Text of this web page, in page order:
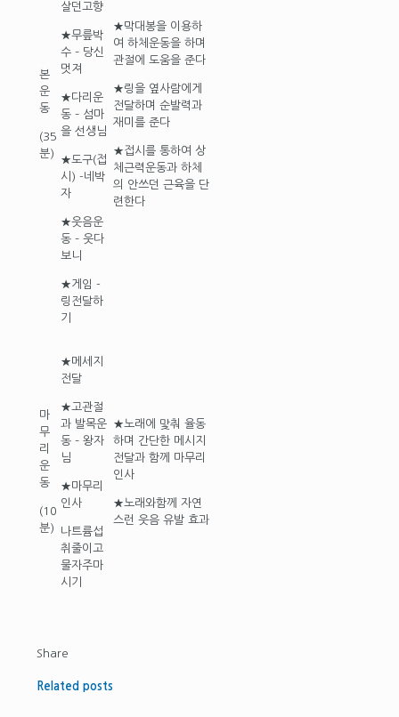
본
운
동
(35
분)
살던고향
★무릎박
수 – 당신
멋져
★다리운
동 – 섬마
을 선생님
★도구(접
시) -네박
자
★웃음운
동 – 웃다
보니
★게임 -
링전달하
기
★막대봉을 이용하
여 하체운동을 하며
관절에 도움을 준다
★링을 옆사람에게
전달하며 순발력과
재미를 준다
★접시를 통하여 상
체근력운동과 하체
의 안쓰던 근육을 단
련한다
마
무
리
운
동
(10
분)
★메세지
전달
★고관절
과 발목운
동 – 왕자
님
★마무리
인사
나트륨섭
취줄이고
물자주마
시기
★노래에 맟춰 율동
하며 간단한 메시지
전달과 함께 마무리
인사
★노래와함께 자연
스런 웃음 유발 효과
Share
Related posts